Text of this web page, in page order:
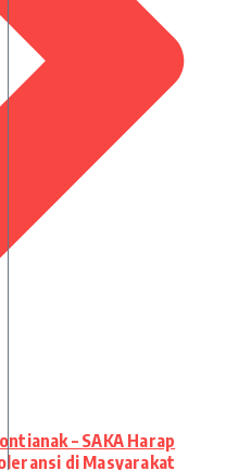
– SAKA Harap
di Masyarakat